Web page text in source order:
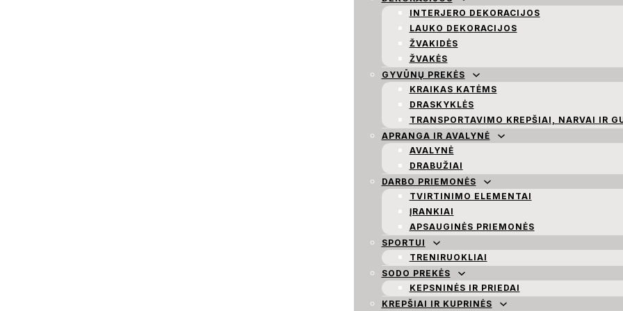
INTERJERO DEKORACIJOS
LAUKO DEKORACIJOS
ŽVAKIDĖS
ŽVAKĖS
GYVŪNŲ PREKĖS
KRAIKAS KATĖMS
DRASKYKLĖS
TRANSPORTAVIMO KREPŠIAI, NARVAI IR
APRANGA IR AVALYNĖ
AVALYNĖ
DRABUŽIAI
DARBO PRIEMONĖS
TVIRTINIMO ELEMENTAI
ĮRANKIAI
APSAUGINĖS PRIEMONĖS
SPORTUI
TRENIRUOKLIAI
SODO PREKĖS
KEPSNINĖS IR PRIEDAI
KREPŠIAI IR KUPRINĖS